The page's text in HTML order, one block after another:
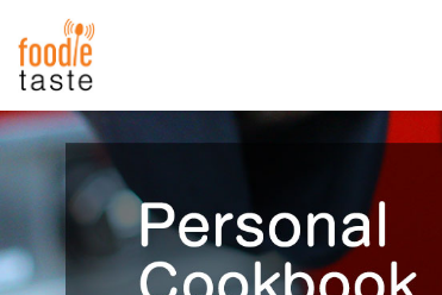
สูตรอาหาร
สูตรอาหารล่าสุด
Top Foodie
พาไปชิม
สารพันก้นครัว